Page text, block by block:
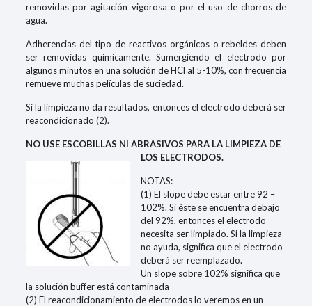
removidas por agitación vigorosa o por el uso de chorros de
agua.
Adherencias del tipo de reactivos orgánicos o rebeldes deben
ser removidas químicamente. Sumergiendo el electrodo por
algunos minutos en una solución de HCl al 5-10%, con frecuencia
remueve muchas películas de suciedad.
Si la limpieza no da resultados, entonces el electrodo deberá ser
reacondicionado (2).
NO USE ESCOBILLAS NI ABRASIVOS PARA LA LIMPIEZA DE
LOS ELECTRODOS.
NOTAS:
(1) El slope debe estar entre 92 –
102%. Si éste se encuentra debajo
del 92%, entonces el electrodo
necesita ser limpiado. Si la limpieza
no ayuda, significa que el electrodo
deberá ser reemplazado.
Un slope sobre 102% significa que
la solución buffer está contaminada
(2) El reacondicionamiento de electrodos lo veremos en un